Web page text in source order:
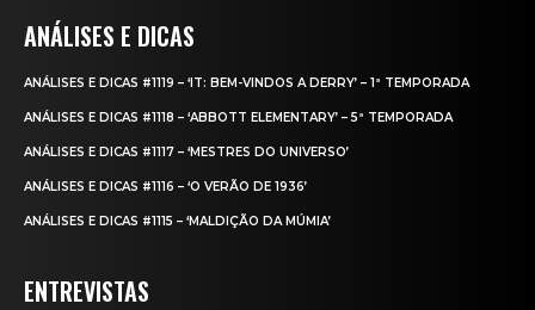
ANÁLISES E DICAS
ANÁLISES E DICAS #1119 – ‘IT: BEM-VINDOS A DERRY’ – 1ª TEMPORADA
ANÁLISES E DICAS #1118 – ‘ABBOTT ELEMENTARY’ – 5ª TEMPORADA
ANÁLISES E DICAS #1117 – ‘MESTRES DO UNIVERSO’
ANÁLISES E DICAS #1116 – ‘O VERÃO DE 1936’
ANÁLISES E DICAS #1115 – ‘MALDIÇÃO DA MÚMIA’
ENTREVISTAS